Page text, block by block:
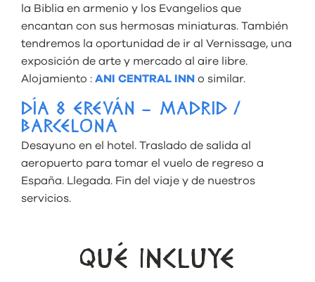
la Biblia en armenio y los Evangelios que
encantan con sus hermosas miniaturas. También
tendremos la oportunidad de ir al Vernissage, una
exposición de arte y mercado al aire libre.
Alojamiento : ANI CENTRAL INN o similar.
DÍA 8 EREVÁN – MADRID /
BARCELONA
Desayuno en el hotel. Traslado de salida al
aeropuerto para tomar el vuelo de regreso a
España. Llegada. Fin del viaje y de nuestros
servicios.
QUÉ INCLUYE